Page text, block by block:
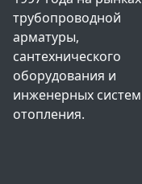
трубопроводной
арматуры,
сантехнического
оборудования и
инженерных систем
отопления.